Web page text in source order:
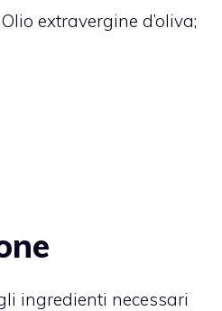
extravergine d’oliva;
ingredienti necessari